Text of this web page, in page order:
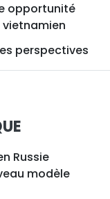
opportunité
perspectives
Russie
modèle